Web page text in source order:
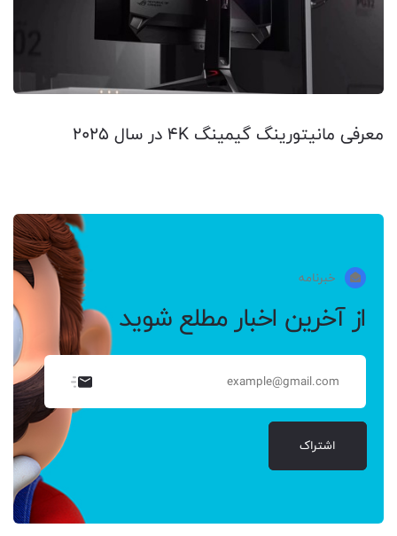
معرفی مانیتورینگ گیمینگ 4K در سال 2025
خبرنامه
از آخرین اخبار مطلع شوید
اشتراک